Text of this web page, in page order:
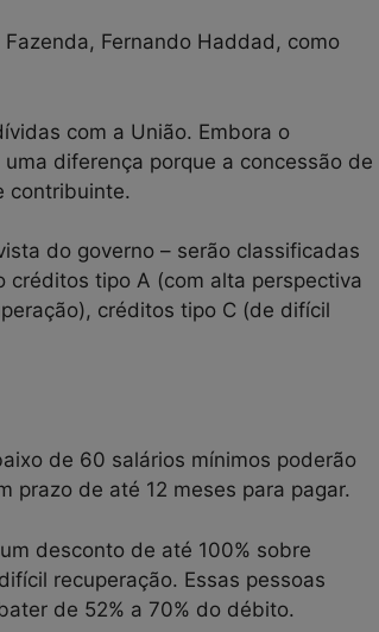
Fernando Haddad, como
com a União. Embora o
diferença porque a concessão de
contribuinte.
do governo – serão classificadas
créditos tipo A (com alta perspectiva
créditos tipo C (de difícil
de 60 salários mínimos poderão
prazo de até 12 meses para pagar.
desconto de até 100% sobre
recuperação. Essas pessoas
de 52% a 70% do débito.